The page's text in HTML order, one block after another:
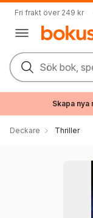
Fri frakt över 249 kr
Sök bok,
Skapa
Deckare Thriller